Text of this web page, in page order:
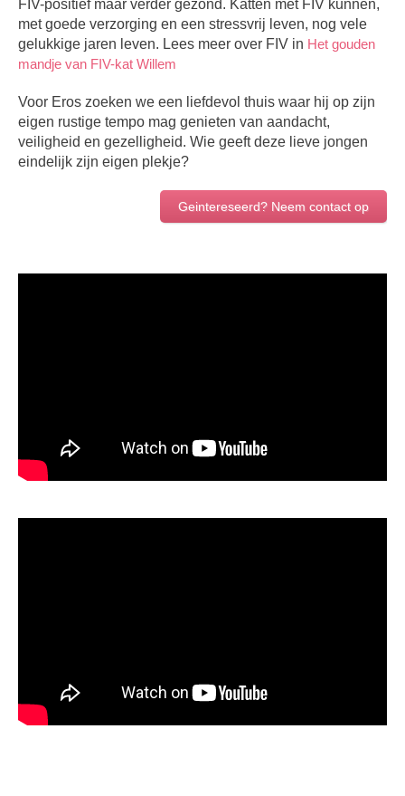
FIV-positief maar verder gezond. Katten met FIV kunnen,
met goede verzorging en een stressvrij leven, nog vele
gelukkige jaren leven. Lees meer over FIV in Het gouden
mandje van FIV-kat Willem
Voor Eros zoeken we een liefdevol thuis waar hij op zijn
eigen rustige tempo mag genieten van aandacht,
veiligheid en gezelligheid. Wie geeft deze lieve jongen
eindelijk zijn eigen plekje?
Geintereseerd? Neem contact op